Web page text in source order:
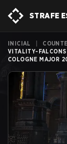
STRAFE
INICIAL
VITALITY-FALCONS
COLOGNE MAJOR